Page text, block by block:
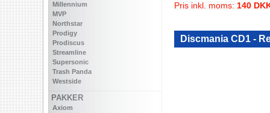
Millennium
MVP
Northstar
Prodigy
Prodiscus
Streamline
Supersonic
Trash Panda
Westside
PAKKER
Axiom
Pris inkl. moms: 140
Discmania CD1 -